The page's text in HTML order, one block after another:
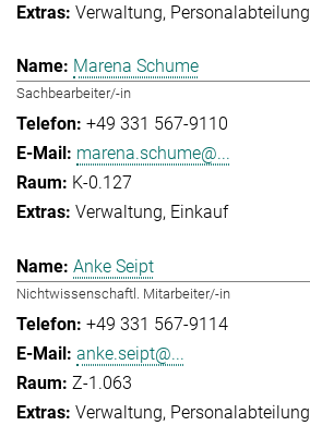
Verwaltung Personalabteilung
Marena Schume
Sachbearbeiter/-in
+49 331 567-9110
marena.schume@...
K-0.127
Verwaltung Einkauf
Anke Seipt
Nichtwissenschaftl. Mitarbeiter/-in
+49 331 567-9114
anke.seipt@...
Z-1.063
Verwaltung Personalabteilung